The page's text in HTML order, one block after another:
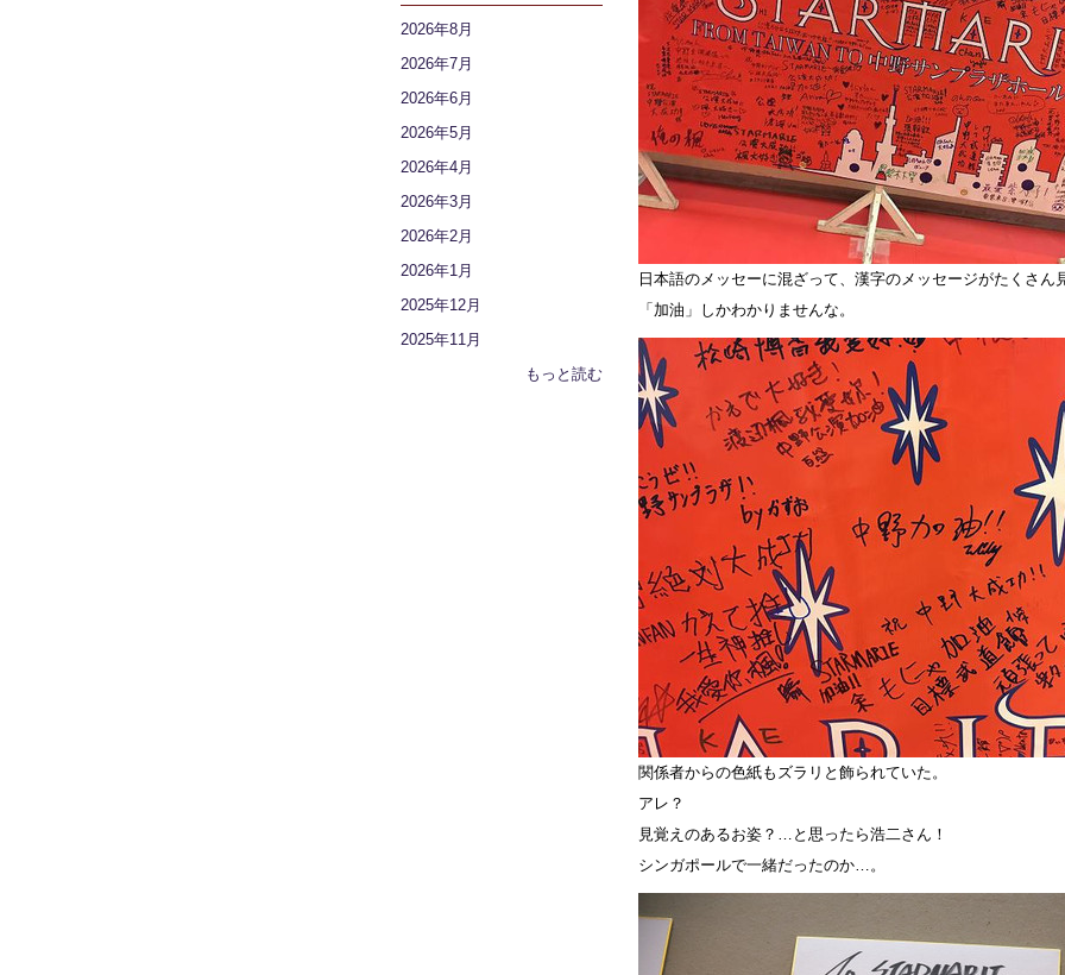
2026年8月
2026年7月
2026年6月
2026年5月
2026年4月
2026年3月
2026年2月
2026年1月
2025年12月
2025年11月
もっと読む
日本語のメッセーに混ざって、漢字のメッセージがたくさん
「加油」しかわかりませんな。
関係者からの色紙もズラリと飾られていた。
アレ？
見覚えのあるお姿？…と思ったら浩二さん！
シンガポールで一緒だったのか…。